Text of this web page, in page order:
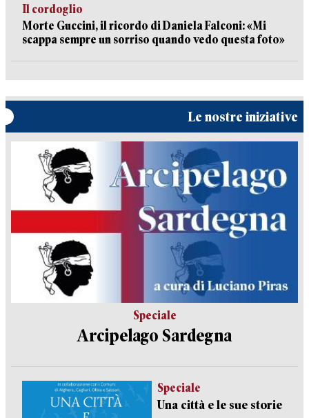
Il cordoglio
Morte Guccini, il ricordo di Daniela Falconi: «Mi
scappa sempre un sorriso quando vedo questa foto»
Le nostre iniziative
Speciale
Arcipelago Sardegna
Speciale
Una città e le sue storie